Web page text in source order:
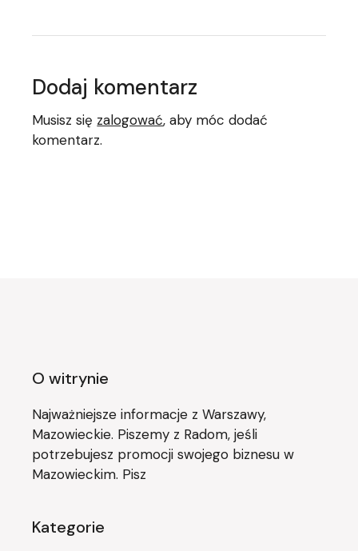
Dodaj komentarz
Musisz się zalogować, aby móc dodać
komentarz.
O witrynie
Najważniejsze informacje z Warszawy,
Mazowieckie. Piszemy z Radom, jeśli
potrzebujesz promocji swojego biznesu w
Mazowieckim. Pisz
Kategorie